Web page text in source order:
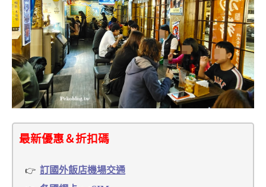
最新優惠＆折扣碼
訂國外飯店機場交通